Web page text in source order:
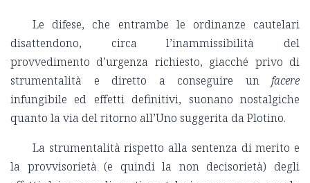
Le difese, che entrambe le ordinanze cautelari
disattendono, circa l’inammissibilità del
provvedimento d’urgenza richiesto, giacché privo di
strumentalità e diretto a conseguire un facere
infungibile ed effetti definitivi, suonano nostalgiche
quanto la via del ritorno all’Uno suggerita da Plotino.
La strumentalità rispetto alla sentenza di merito e
la provvisorietà (e quindi la non decisorietà) degli